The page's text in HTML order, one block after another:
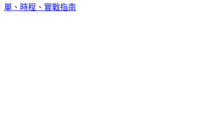
單、時程、實戰指南